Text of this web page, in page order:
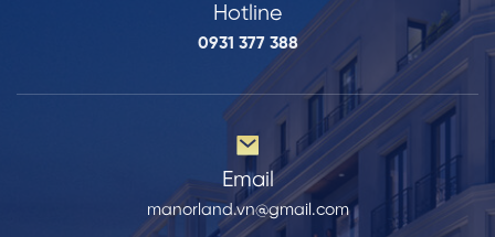
Hotline
0931 377 388
Email
manorland.vn@gmail.com